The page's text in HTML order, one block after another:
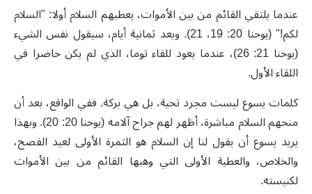
عندما يلتقي القائم من بين الأموات، يعطيهم السلام أولا: "السلام
لكم!" (يوحنا 20: 19، 21). وبعد ثمانية أيام، سيقول نفس الشيء
(يوحنا 21: 26)، عندما يعود للقاء توما، الذي لم يكن حاضرا في
اللقاء الأول.
كلمات يسوع ليست مجرد تحية، بل هي بركة. ففي الواقع، بعد أن
منحهم السلام مباشرة، أظهر لهم جراح آلامه (يوحنا 20: 20). وبهذا
يريد يسوع أن يقول لنا إن السلام هو الثمرة الأولى لعيد الفصح،
والخلاص، والعطية الأولى التي وهبها القائم من بين الأموات
لكنيسته.